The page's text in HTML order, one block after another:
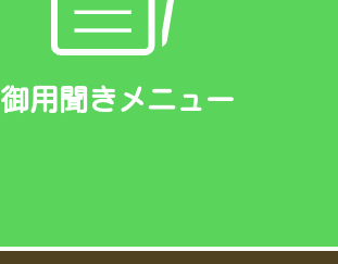
御用聞きメニュー